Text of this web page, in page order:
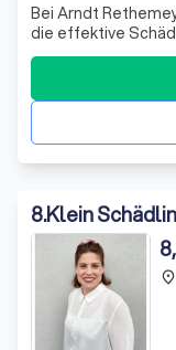
Bei Arndt
die effektive
Unternehmen, das
Forstsektor als
spezialisiert hat,
Lösungen für Ihre
8.Klein
place